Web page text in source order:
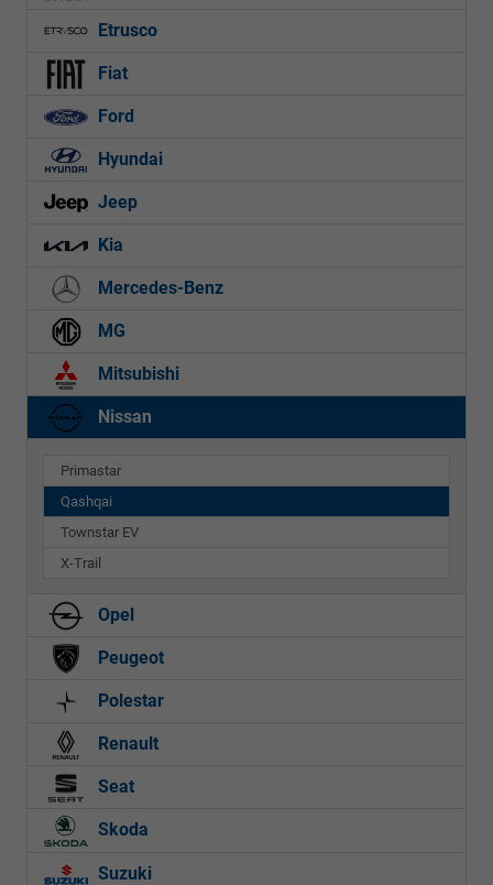
Etrusco
Fiat
Ford
Hyundai
Jeep
Kia
Mercedes-Benz
MG
Mitsubishi
Nissan
Primastar
Qashqai
Townstar EV
X-Trail
Opel
Peugeot
Polestar
Renault
Seat
Skoda
Suzuki